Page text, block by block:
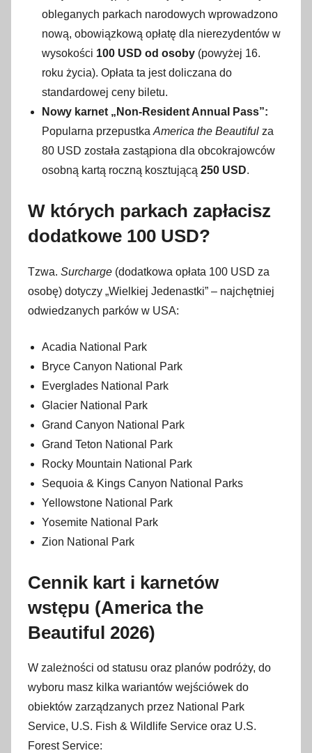
obleganych parkach narodowych wprowadzono
nową, obowiązkową opłatę dla nierezydentów w
wysokości 100 USD od osoby (powyżej 16.
roku życia). Opłata ta jest doliczana do
standardowej ceny biletu.
Nowy karnet „Non-Resident Annual Pass”:
Popularna przepustka America the Beautiful za
80 USD została zastąpiona dla obcokrajowców
osobną kartą roczną kosztującą 250 USD.
W których parkach zapłacisz
dodatkowe 100 USD?
Tzwa. Surcharge (dodatkowa opłata 100 USD za
osobę) dotyczy „Wielkiej Jedenastki” – najchętniej
odwiedzanych parków w USA:
Acadia National Park
Bryce Canyon National Park
Everglades National Park
Glacier National Park
Grand Canyon National Park
Grand Teton National Park
Rocky Mountain National Park
Sequoia & Kings Canyon National Parks
Yellowstone National Park
Yosemite National Park
Zion National Park
Cennik kart i karnetów
wstępu (America the
Beautiful 2026)
W zależności od statusu oraz planów podróży, do
wyboru masz kilka wariantów wejściówek do
obiektów zarządzanych przez National Park
Service, U.S. Fish & Wildlife Service oraz U.S.
Forest Service: